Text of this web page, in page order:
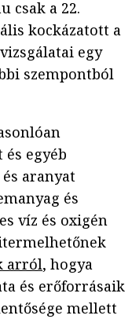
csak a 22.
kockázatott a
egy
szempontból
egyéb
aranyat
és
víz és oxigén
arról, hogya
és erőforrásaik
mellett